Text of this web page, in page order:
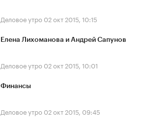
Деловое утро 02 окт 2015, 10:15
Елена Лихоманова и Андрей Сапунов
Деловое утро 02 окт 2015, 10:01
Финансы
Деловое утро 02 окт 2015, 09:45